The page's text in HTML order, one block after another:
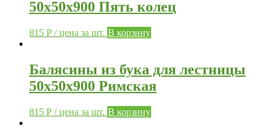
50х50х900 Пять колец
815 Р / цена за шт. В корзину
Балясины из бука для лестницы
50х50х900 Римская
815 Р / цена за шт. В корзину